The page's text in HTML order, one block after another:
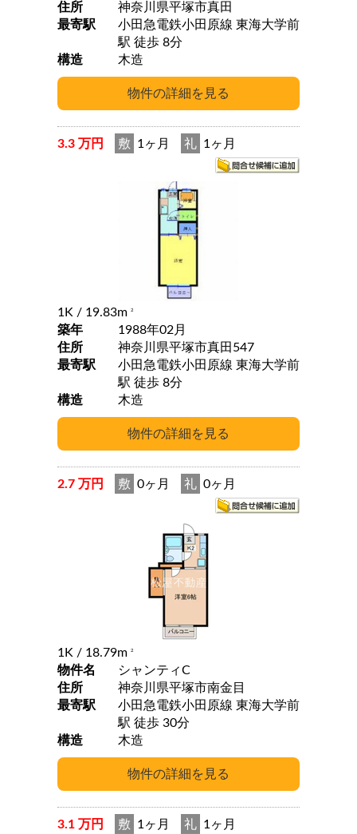
住所
神奈川県平塚市真田
最寄駅
小田急電鉄小田原線 東海大学前
駅 徒歩 8分
構造
木造
3.3 万円 敷 1ヶ月 礼 1ヶ月
1K / 19.83m 2
築年
1988年02月
住所
神奈川県平塚市真田547
最寄駅
小田急電鉄小田原線 東海大学前
駅 徒歩 8分
構造
木造
2.7 万円 敷 0ヶ月 礼 0ヶ月
1K / 18.79m 2
物件名
シャンティC
住所
神奈川県平塚市南金目
最寄駅
小田急電鉄小田原線 東海大学前
駅 徒歩 30分
構造
木造
3.1 万円 敷 1ヶ月 礼 1ヶ月